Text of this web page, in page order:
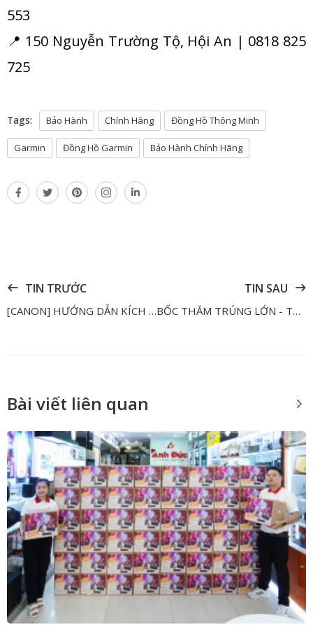
553
📍 150 Nguyễn Trường Tộ, Hội An | 0818 825
725
Tags: Bảo Hành Chính Hãng Đồng Hồ Thông Minh
Garmin Đồng Hồ Garmin Bảo Hành Chính Hãng
TIN TRƯỚC
[CANON] HƯỚNG DẪN KÍCH HOẠT BẢO HÀNH ĐIỆN TỬ
TIN SAU
BỐC THĂM TRÚNG LỚN - TỔNG QUÀ TẶNG HƠN 75 TRIỆU - ÁP DỤNG CHO ĐƠN HÀNG TỪ 2 TRIỆU
Bài viết liên quan